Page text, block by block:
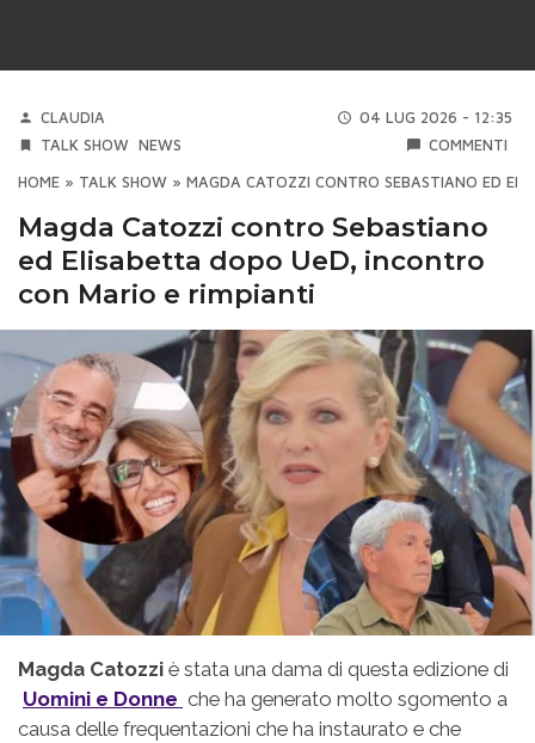
CLAUDIA
04 LUG 2026 - 12:35
TALK SHOW NEWS COMMENTI
HOME » TALK SHOW » MAGDA CATOZZI CONTRO SEBASTIANO ED
Magda Catozzi contro Sebastiano
ed Elisabetta dopo UeD, incontro
con Mario e rimpianti
Magda Catozzi è stata una dama di questa edizione di
Uomini e Donne che ha generato molto sgomento a
causa delle frequentazioni che ha instaurato e che